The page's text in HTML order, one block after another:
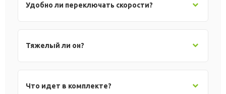
Удобно ли переключать скорости?
Тяжелый ли он?
Что идет в комплекте?